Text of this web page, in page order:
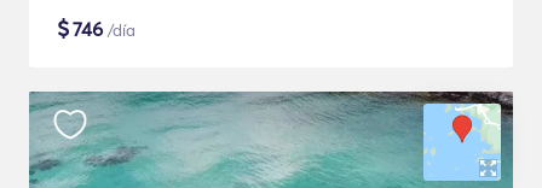
$746 /día